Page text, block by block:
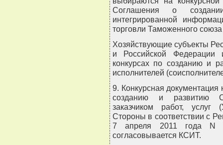
Соглашения о
интегрированной
торговли Таможенного
Хозяйствующие субъекты
и Российской
конкурсах по созданию и
исполнителей
9. Конкурсная документация
созданию и развитию
заказчиком работ, услуг
Стороны в соответствии с
7 апреля 2011 года N
согласовывается КСИТ.